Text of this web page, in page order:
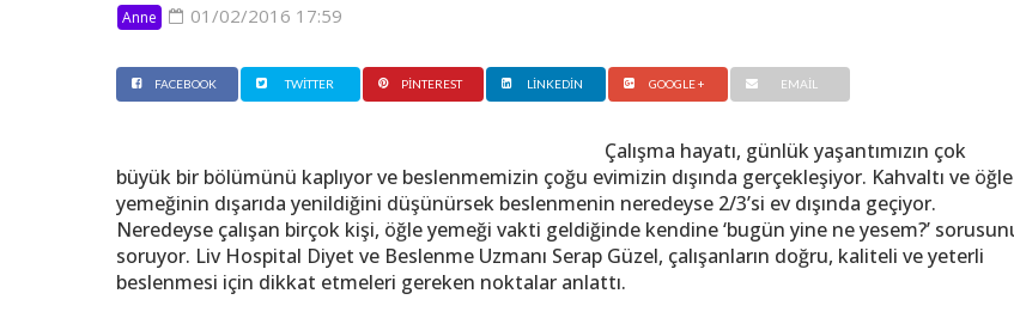
Anne 01/02/2016 17:59
FACEBOOK TWITTER PINTEREST LINKEDIN GOOGLE + EMAIL
Çalışma hayatı, günlük yaşantımızın çok
büyük bir bölümünü kaplıyor ve beslenmemizin çoğu evimizin dışında gerçekleşiyor. Kahvaltı ve öğle
yemeğinin dışarıda yenildiğini düşünürsek beslenmenin neredeyse 2/3’si ev dışında geçiyor.
Neredeyse çalışan birçok kişi, öğle yemeği vakti geldiğinde kendine ‘bugün yine ne yesem?’
soruyor. Liv Hospital Diyet ve Beslenme Uzmanı Serap Güzel, çalışanların doğru, kaliteli ve yeterli
beslenmesi için dikkat etmeleri gereken noktalar anlattı.